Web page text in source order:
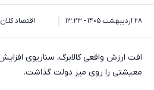
۲۸ اردیبهشت ۱۴۰۵ - ۱۳:۲۳ اقتصاد کلان
معیشتی را روی میز دولت گذاشت.